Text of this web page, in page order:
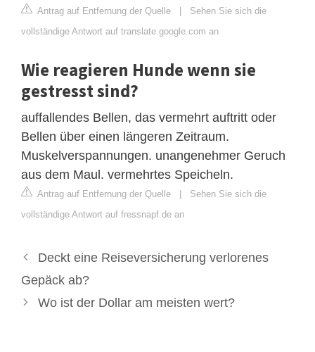
Antrag auf Entfernung der Quelle | Sehen Sie sich die
vollständige Antwort auf translate.google.com an
Wie reagieren Hunde wenn sie
gestresst sind?
auffallendes Bellen, das vermehrt auftritt oder
Bellen über einen längeren Zeitraum.
Muskelverspannungen. unangenehmer Geruch
aus dem Maul. vermehrtes Speicheln.
Antrag auf Entfernung der Quelle | Sehen Sie sich die
vollständige Antwort auf fressnapf.de an
Deckt eine Reiseversicherung verlorenes
Gepäck ab?
Wo ist der Dollar am meisten wert?